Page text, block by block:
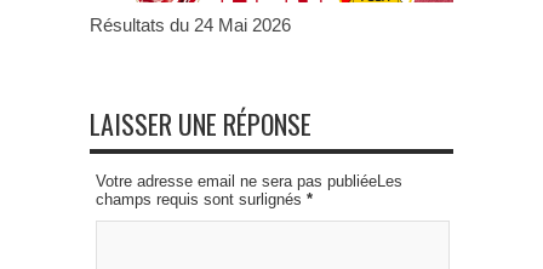
Résultats du 24 Mai 2026
LAISSER UNE RÉPONSE
Votre adresse email ne sera pas publiéeLes
champs requis sont surlignés *